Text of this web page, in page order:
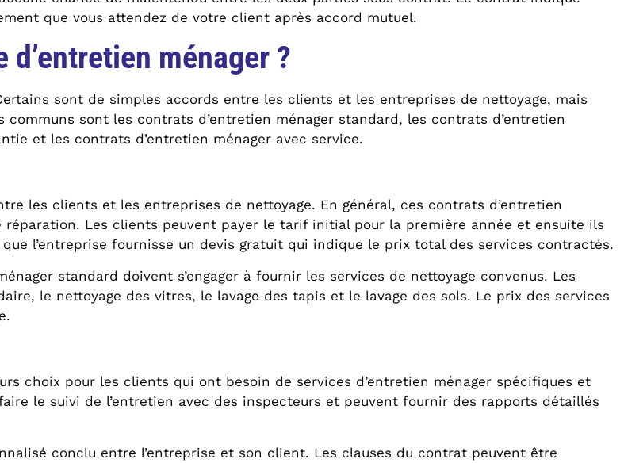
que vous attendez de votre client après accord mutuel.
ménager ?
sont de simples accords entre les clients et les entreprises de nettoyage, mais
sont les contrats d’entretien ménager standard, les contrats d’entretien
et les contrats d’entretien ménager avec service.
les clients et les entreprises de nettoyage. En général, ces contrats d’entretien
Les clients peuvent payer le tarif initial pour la première année et ensuite ils
l’entreprise fournisse un devis gratuit qui indique le prix total des services contractés.
standard doivent s’engager à fournir les services de nettoyage convenus. Les
le nettoyage des vitres, le lavage des tapis et le lavage des sols. Le prix des services
choix pour les clients qui ont besoin de services d’entretien ménager spécifiques et
le suivi de l’entretien avec des inspecteurs et peuvent fournir des rapports détaillés
conclu entre l’entreprise et son client. Les clauses du contrat peuvent être